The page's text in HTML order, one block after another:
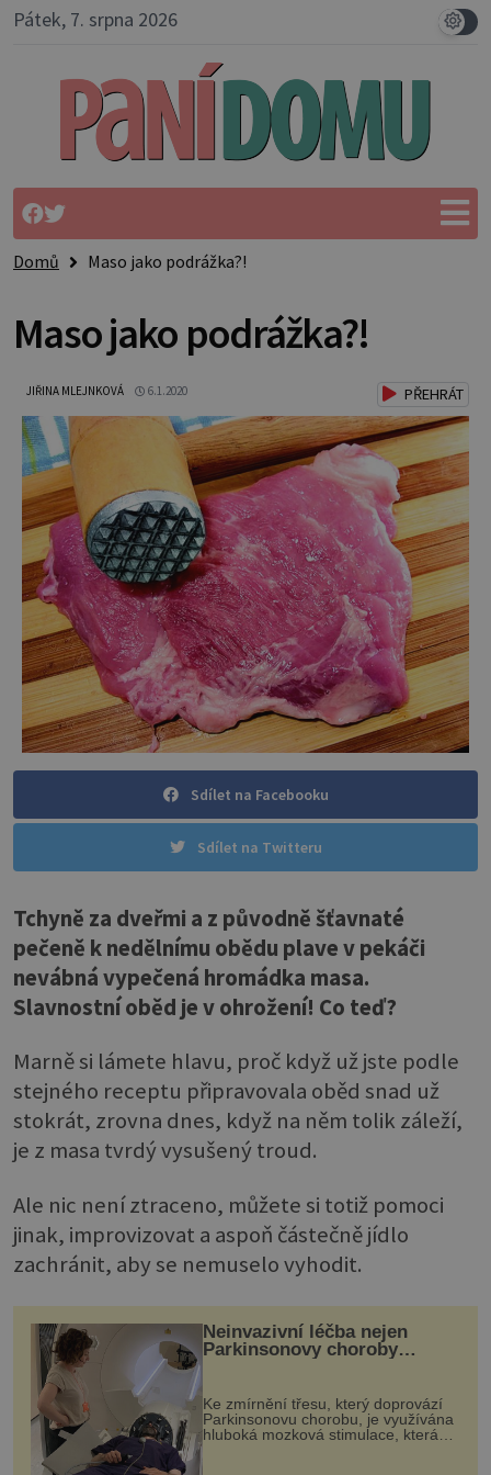
Pátek, 7. srpna 2026
Domů Maso jako podrážka?!
Maso jako podrážka?!
JIŘINA MLEJNKOVÁ 6.1.2020 PŘEHRÁT
Sdílet na Facebooku
Sdílet na Twitteru
Tchyně za dveřmi a z původně šťavnaté
pečeně k nedělnímu obědu plave v pekáči
nevábná vypečená hromádka masa.
Slavnostní oběd je v ohrožení! Co teď?
Marně si lámete hlavu, proč když už jste podle
stejného receptu připravovala oběd snad už
stokrát, zrovna dnes, když na něm tolik záleží,
je z masa tvrdý vysušený troud.
Ale nic není ztraceno, můžete si totiž pomoci
jinak, improvizovat a aspoň částečně jídlo
zachránit, aby se nemuselo vyhodit.
Neinvazivní léčba nejen
Parkinsonovy choroby
Ke zmírnění třesu, který doprovází
Parkinsonovu chorobu, je využívána
hluboká mozková stimulace, která
však vyžaduje vysoce invazivní
zákrok. Ultrazvuk zase není vhodný